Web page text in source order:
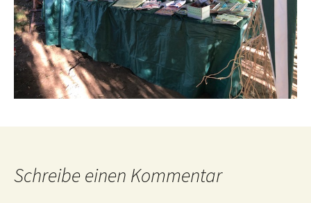
Schreibe einen Kommentar